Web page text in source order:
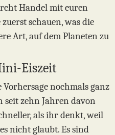
Handel mit euren
schauen, was die
Art, auf dem Planeten zu
Eiszeit
nochmals ganz
zehn Jahren davon
als ihr denkt, weil
nicht glaubt. Es sind